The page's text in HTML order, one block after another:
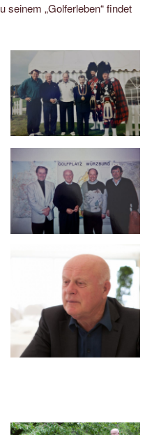
seinem „Golferleben“ findet